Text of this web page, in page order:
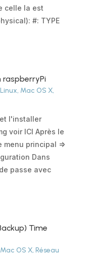
celle la est
#: TYPE
raspberryPi
Linux, Mac OS X,
l'installer
voir ICI Après le
principal =>
Dans
passe avec
Time
Mac OS X, Réseau